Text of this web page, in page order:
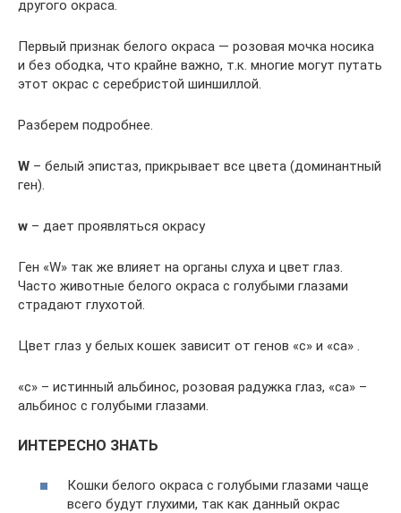
другого окраса.
Первый признак белого окраса — розовая мочка носика
и без ободка, что крайне важно, т.к. многие могут путать
этот окрас с серебристой шиншиллой.
Разберем подробнее.
W – белый эпистаз, прикрывает все цвета (доминантный
ген).
w – дает проявляться окрасу
Ген «W» так же влияет на органы слуха и цвет глаз.
Часто животные белого окраса с голубыми глазами
страдают глухотой.
Цвет глаз у белых кошек зависит от генов «с» и «са» .
«с» – истинный альбинос, розовая радужка глаз, «са» –
альбинос с голубыми глазами.
ИНТЕРЕСНО ЗНАТЬ
Кошки белого окраса с голубыми глазами чаще
всего будут глухими, так как данный окрас